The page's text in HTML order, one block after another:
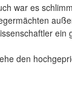
war es
ein
den